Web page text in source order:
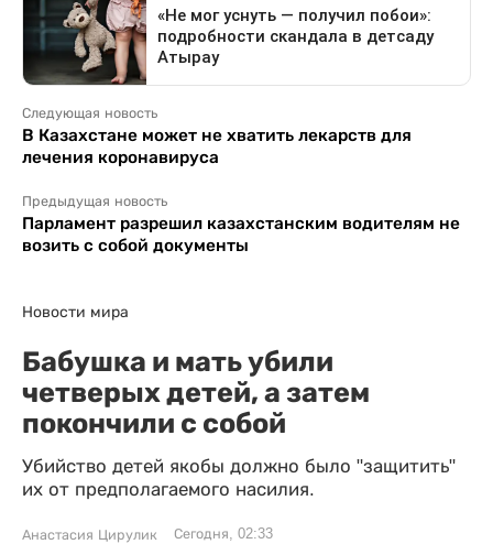
Следующая новость
В Казахстане может не хватить лекарств для
лечения коронавируса
Предыдущая новость
Парламент разрешил казахстанским водителям не
возить с собой документы
Новости мира
Бабушка и мать убили
четверых детей, а затем
покончили с собой
Убийство детей якобы должно было "защитить"
их от предполагаемого насилия.
Анастасия Цирулик Сегодня, 02:33